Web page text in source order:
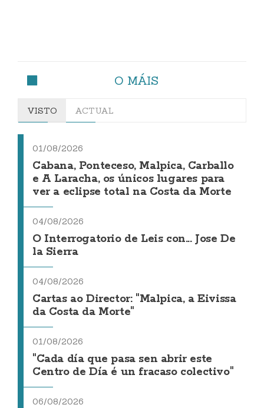
O MÁIS
VISTO ACTUAL
01/08/2026
Cabana, Ponteceso, Malpica, Carballo
e A Laracha, os únicos lugares para
ver a eclipse total na Costa da Morte
04/08/2026
O Interrogatorio de Leis con... Jose De
la Sierra
04/08/2026
Cartas ao Director: "Malpica, a Eivissa
da Costa da Morte"
01/08/2026
"Cada día que pasa sen abrir este
Centro de Día é un fracaso colectivo"
06/08/2026